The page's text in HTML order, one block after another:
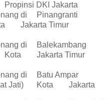
Propinsi DKI Jakarta
di
Pinangranti
Jakarta Timur
di
Balekambang
Kota
Jakarta Timur
di
Batu Ampar
Jati) Kota
Jakarta